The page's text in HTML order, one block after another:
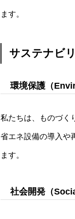
ます。
サステナビ
環境保護（
私たちは、ものづく
省エネ設備の導入や
ます。
社会開発（